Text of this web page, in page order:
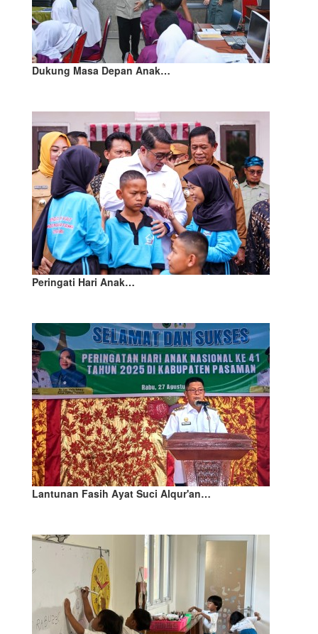
Dukung Masa Depan Anak…
Peringati Hari Anak…
Lantunan Fasih Ayat Suci Alqur'an…